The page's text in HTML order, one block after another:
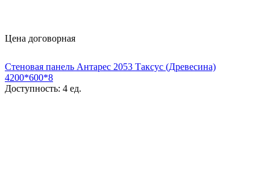
Цена договорная
Стеновая панель Антарес 2053 Таксус (Древесина)
4200*600*8
Доступность: 4 ед.